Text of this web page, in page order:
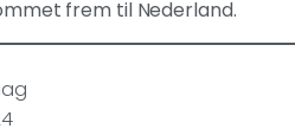
frem til Nederland.